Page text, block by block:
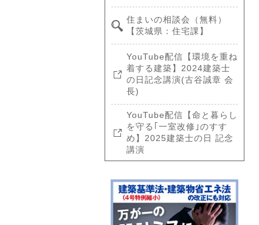
住まいの相談会（無料）
【茨城県：住宅課】
YouTube配信【環境を重ね
着する建築】2024建築士
の日記念講演(古谷誠章 会
長)
YouTube配信【命と暮らし
を守る｢一室改修｣のすす
め】2025建築士の日 記念
講演